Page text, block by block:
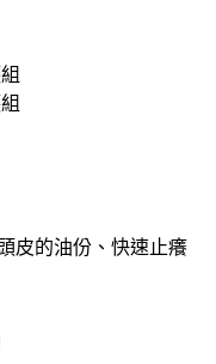
皮的油份、快速止癢